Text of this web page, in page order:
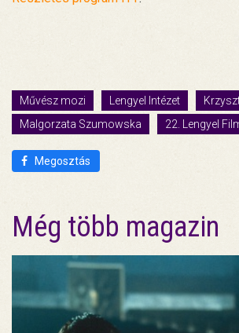
Művész mozi Lengyel Intézet
Malgorzata Szumowska
22. Lengyel
Megosztás
Még több magazin